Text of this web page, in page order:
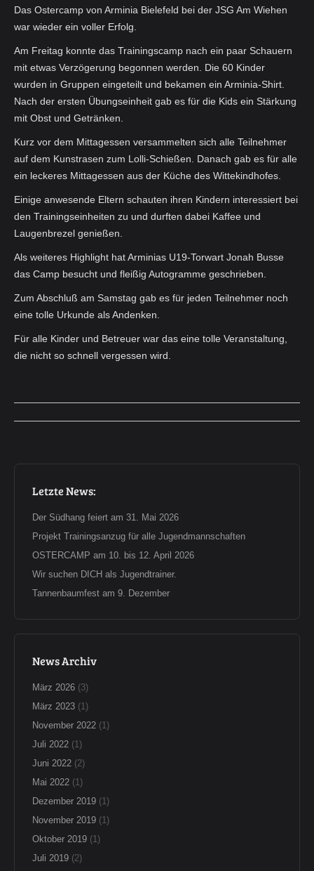
Das Ostercamp von Arminia Bielefeld bei der JSG Am Wiehen
war wieder ein voller Erfolg.
Am Freitag konnte das Trainingscamp nach ein paar Schauern
mit etwas Verzögerung begonnen werden. Die 60 Kinder
wurden in Gruppen eingeteilt und bekamen ein Arminia-Shirt.
Nach der ersten Übungseinheit gab es für die Kids ein Stärkung
mit Obst und Getränken.
Kurz vor dem Mittagessen versammelten sich alle Teilnehmer
auf dem Kunstrasen zum Lolli-Schießen. Danach gab es für alle
ein leckeres Mittagessen aus der Küche des Wittekindhofes.
Einige anwesende Eltern schauten ihren Kindern interessiert bei
den Trainingseinheiten zu und durften dabei Kaffee und
Laugenbrezel genießen.
Als weiteres Highlight hat Arminias U19-Torwart Jonah Busse
das Camp besucht und fleißig Autogramme geschrieben.
Zum Abschluß am Samstag gab es für jeden Teilnehmer noch
eine tolle Urkunde als Andenken.
Für alle Kinder und Betreuer war das eine tolle Veranstaltung,
die nicht so schnell vergessen wird.
Album-
Letzte News:
Der Südhang feiert am 31. Mai 2026
Projekt Trainingsanzug für alle Jugendmannschaften
OSTERCAMP am 10. bis 12. April 2026
Wir suchen DICH als Jugendtrainer.
Tannenbaumfest am 9. Dezember
News Archiv
März 2026 (3)
März 2023 (1)
November 2022 (1)
Juli 2022 (1)
Juni 2022 (2)
Mai 2022 (1)
Dezember 2019 (1)
November 2019 (1)
Oktober 2019 (1)
Juli 2019 (2)